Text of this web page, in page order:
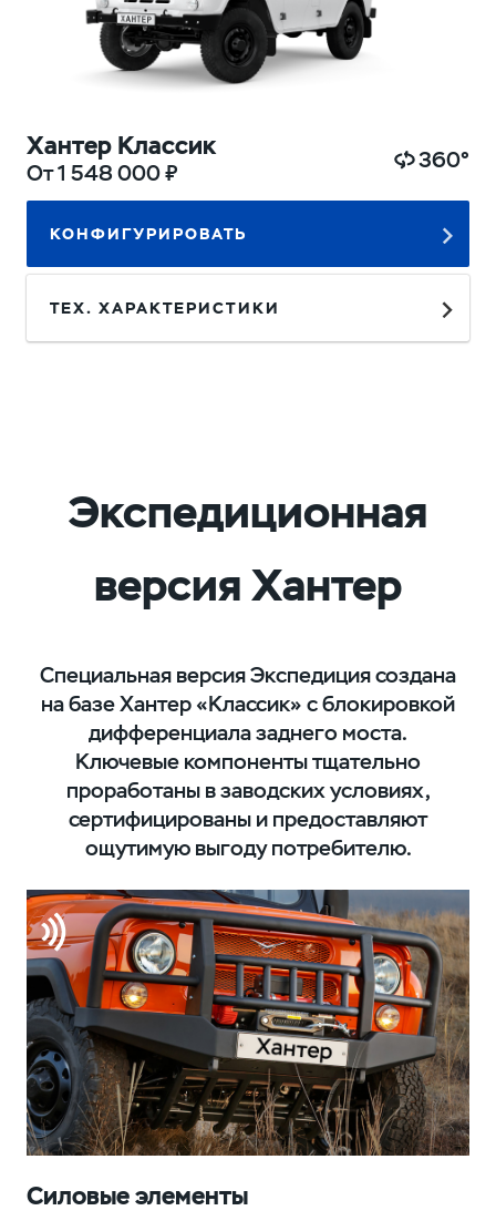
Хантер Классик
От 1 548 000 ₽ 360°
КОНФИГУРИРОВАТЬ
ТЕХ. ХАРАКТЕРИСТИКИ
Экспедиционная
версия Хантер
Специальная версия Экспедиция создана
на базе Хантер «Классик» с блокировкой
дифференциала заднего моста.
Ключевые компоненты тщательно
проработаны в заводских условиях,
сертифицированы и предоставляют
ощутимую выгоду потребителю.
Силовые элементы